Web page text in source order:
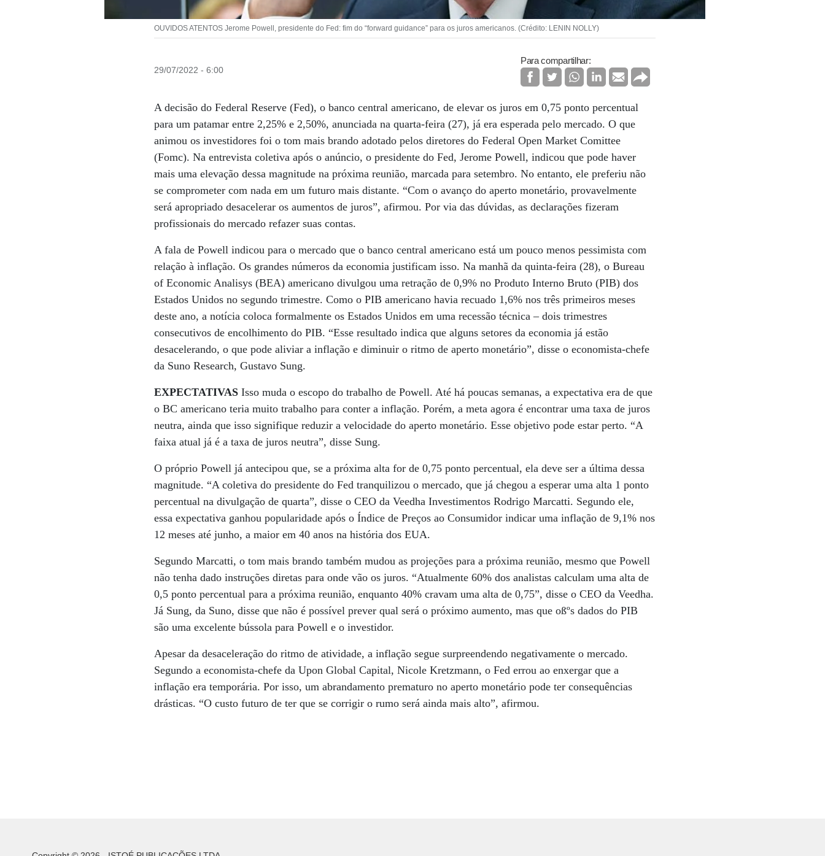
OUVIDOS ATENTOS Jerome Powell, presidente do Fed: fim do “forward guidance” para os juros americanos. (Crédito: LENIN NOLLY)
29/07/2022 - 6:00
Para compartilhar:
A decisão do Federal Reserve (Fed), o banco central americano, de elevar os juros em 0,75 ponto percentual
para um patamar entre 2,25% e 2,50%, anunciada na quarta-feira (27), já era esperada pelo mercado. O que
animou os investidores foi o tom mais brando adotado pelos diretores do Federal Open Market Comittee
(Fomc). Na entrevista coletiva após o anúncio, o presidente do Fed, Jerome Powell, indicou que pode haver
mais uma elevação dessa magnitude na próxima reunião, marcada para setembro. No entanto, ele preferiu não
se comprometer com nada em um futuro mais distante. “Com o avanço do aperto monetário, provavelmente
será apropriado desacelerar os aumentos de juros”, afirmou. Por via das dúvidas, as declarações fizeram
profissionais do mercado refazer suas contas.
A fala de Powell indicou para o mercado que o banco central americano está um pouco menos pessimista com
relação à inflação. Os grandes números da economia justificam isso. Na manhã da quinta-feira (28), o Bureau
of Economic Analisys (BEA) americano divulgou uma retração de 0,9% no Produto Interno Bruto (PIB) dos
Estados Unidos no segundo trimestre. Como o PIB americano havia recuado 1,6% nos três primeiros meses
deste ano, a notícia coloca formalmente os Estados Unidos em uma recessão técnica – dois trimestres
consecutivos de encolhimento do PIB. “Esse resultado indica que alguns setores da economia já estão
desacelerando, o que pode aliviar a inflação e diminuir o ritmo de aperto monetário”, disse o economista-chefe
da Suno Research, Gustavo Sung.
EXPECTATIVAS Isso muda o escopo do trabalho de Powell. Até há poucas semanas, a expectativa era de que
o BC americano teria muito trabalho para conter a inflação. Porém, a meta agora é encontrar uma taxa de juros
neutra, ainda que isso signifique reduzir a velocidade do aperto monetário. Esse objetivo pode estar perto. “A
faixa atual já é a taxa de juros neutra”, disse Sung.
O próprio Powell já antecipou que, se a próxima alta for de 0,75 ponto percentual, ela deve ser a última dessa
magnitude. “A coletiva do presidente do Fed tranquilizou o mercado, que já chegou a esperar uma alta 1 ponto
percentual na divulgação de quarta”, disse o CEO da Veedha Investimentos Rodrigo Marcatti. Segundo ele,
essa expectativa ganhou popularidade após o Índice de Preços ao Consumidor indicar uma inflação de 9,1% nos
12 meses até junho, a maior em 40 anos na história dos EUA.
Segundo Marcatti, o tom mais brando também mudou as projeções para a próxima reunião, mesmo que Powell
não tenha dado instruções diretas para onde vão os juros. “Atualmente 60% dos analistas calculam uma alta de
0,5 ponto percentual para a próxima reunião, enquanto 40% cravam uma alta de 0,75”, disse o CEO da Veedha.
Já Sung, da Suno, disse que não é possível prever qual será o próximo aumento, mas que oßºs dados do PIB
são uma excelente bússola para Powell e o investidor.
Apesar da desaceleração do ritmo de atividade, a inflação segue surpreendendo negativamente o mercado.
Segundo a economista-chefe da Upon Global Capital, Nicole Kretzmann, o Fed errou ao enxergar que a
inflação era temporária. Por isso, um abrandamento prematuro no aperto monetário pode ter consequências
drásticas. “O custo futuro de ter que se corrigir o rumo será ainda mais alto”, afirmou.